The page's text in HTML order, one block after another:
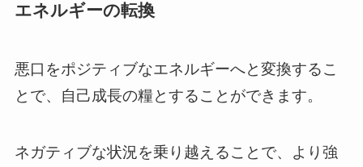
エネルギーの転換
悪口をポジティブなエネルギーへと変換するこ
とで、自己成長の糧とすることができます。
ネガティブな状況を乗り越えることで、より強